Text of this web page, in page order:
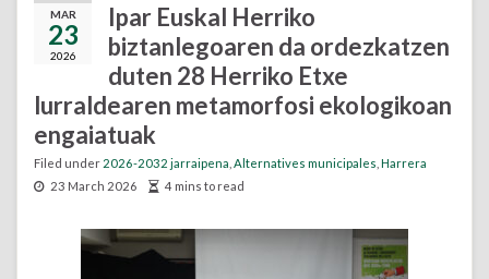
MAR
23
2026
Ipar Euskal Herriko
biztanlegoaren da ordezkatzen
duten 28 Herriko Etxe
lurraldearen metamorfosi ekologikoan
engaiatuak
Filed under 2026-2032 jarraipena Alternatives municipales Harrera
23 March 2026
4 mins to read